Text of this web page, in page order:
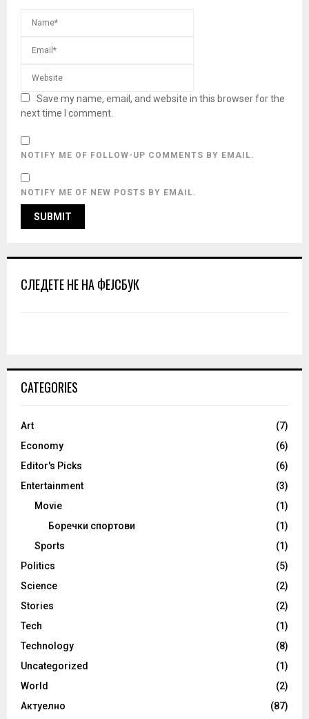
Save my name, email, and website in this browser for the
next time I comment.
NOTIFY ME OF FOLLOW-UP COMMENTS BY EMAIL.
NOTIFY ME OF NEW POSTS BY EMAIL.
СЛЕДЕТЕ НЕ НА ФЕЈСБУК
CATEGORIES
Art
(7)
Economy
(6)
Editor's Picks
(6)
Entertainment
(3)
Movie
(1)
Боречки спортови
(1)
Sports
(1)
Politics
(5)
Science
(2)
Stories
(2)
Tech
(1)
Technology
(8)
Uncategorized
(1)
World
(2)
Актуелно
(87)